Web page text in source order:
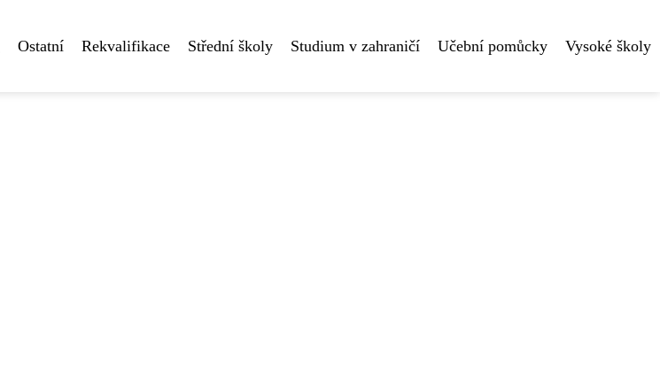
Ostatní Rekvalifikace Střední školy Studium v zahraničí Učební pomůcky Vysoké školy